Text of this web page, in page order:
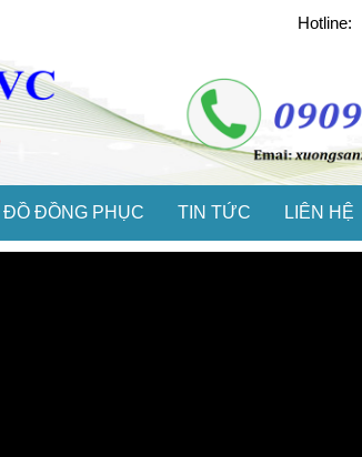
Hotline:
ĐỒ ĐỒNG PHỤC TIN TỨC LIÊN HỆ